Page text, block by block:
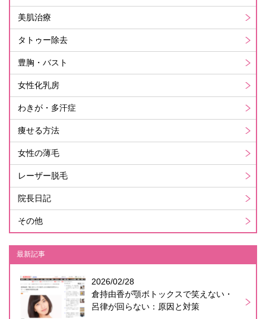
美肌治療
タトゥー除去
豊胸・バスト
女性化乳房
わきが・多汗症
痩せる方法
女性の薄毛
レーザー脱毛
院長日記
その他
最新記事
2026/02/28
倉持由香が顎ボトックスで笑えない・
呂律が回らない：原因と対策